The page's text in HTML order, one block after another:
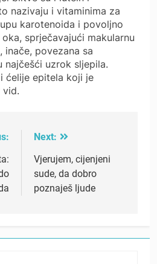
nazivaju i vitaminima za
karotenoida i povoljno
sprječavajući makularnu
inače, povezana sa
najčešći uzrok sljepila.
ćelije epitela koji je
vid.
Next:
Vjerujem, cijenjeni
sude, da dobro
poznaješ ljude